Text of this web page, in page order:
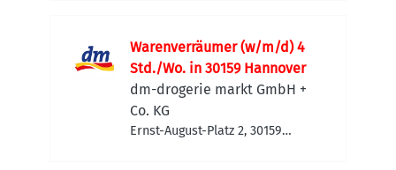
Warenverräumer (w/m/d) 4
Std./Wo. in 30159 Hannover
dm-drogerie markt GmbH +
Co. KG
Ernst-August-Platz 2, 30159